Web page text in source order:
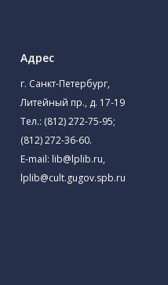
Адрес
г. Санкт-Петербург,
Литейный пр., д. 17-19
Тел.: (812) 272-75-95;
(812) 272-36-60.
E-mail: lib@lplib.ru,
lplib@cult.gugov.spb.ru